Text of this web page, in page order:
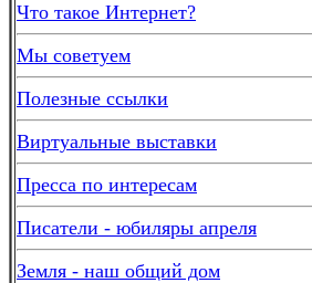
Что такое Интернет?
Мы советуем
Полезные ссылки
Виртуальные выставки
Пресса по интересам
Писатели - юбиляры апреля
Земля - наш общий дом